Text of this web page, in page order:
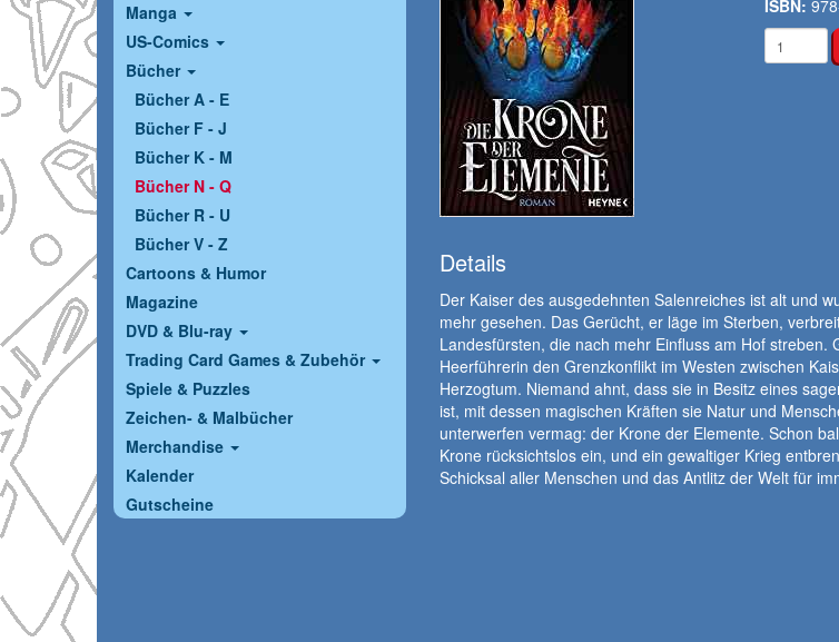
Manga
US-Comics
Bücher
Bücher A - E
Bücher F - J
Bücher K - M
Bücher N - Q
Bücher R - U
Bücher V - Z
Cartoons & Humor
Magazine
DVD & Blu-ray
Trading Card Games & Zubehör
Spiele & Puzzles
Zeichen- & Malbücher
Merchandise
Kalender
Gutscheine
ISBN:
Details
Der Kaiser des ausgedehnten Salenreiches ist alt und
mehr gesehen. Das Gerücht, er läge im Sterben,
Landesfürsten, die nach mehr Einfluss am Hof streben.
Heerführerin den Grenzkonflikt im Westen zwischen
Herzogtum. Niemand ahnt, dass sie in Besitz eines
ist, mit dessen magischen Kräften sie Natur und
unterwerfen vermag: der Krone der Elemente. Schon
Krone rücksichtslos ein, und ein gewaltiger Krieg
Schicksal aller Menschen und das Antlitz der Welt für